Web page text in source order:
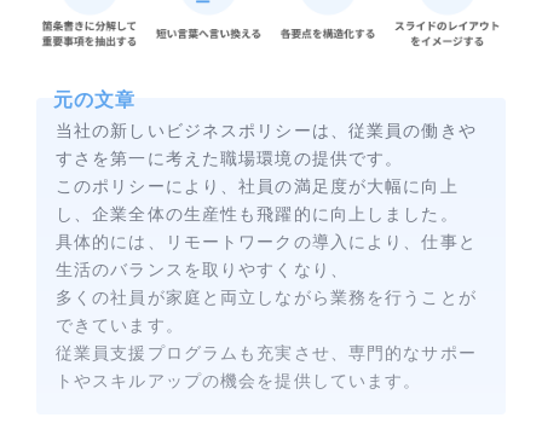
元の文章
当社の新しいビジネスポリシーは、従業員の働きや
すさを第一に考えた職場環境の提供です。
このポリシーにより、社員の満足度が大幅に向上
し、企業全体の生産性も飛躍的に向上しました。
具体的には、リモートワークの導入により、仕事と
生活のバランスを取りやすくなり、
多くの社員が家庭と両立しながら業務を行うことが
できています。
従業員支援プログラムも充実させ、専門的なサポー
トやスキルアップの機会を提供しています。